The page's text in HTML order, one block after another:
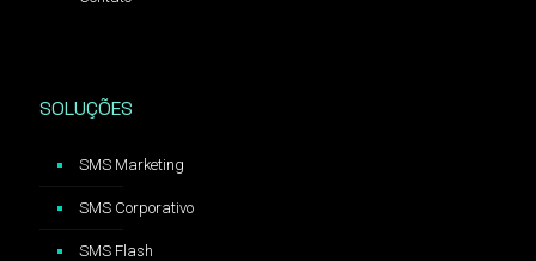
SOLUÇÕES
SMS Marketing
SMS Corporativo
SMS Flash